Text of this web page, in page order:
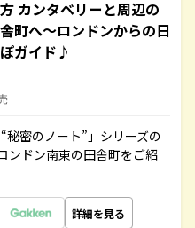
カンタベリーと周辺の
町へ～ロンドンからの日
ガイド♪
密のノート”」シリーズの
ンドン南東の田舎町をご紹
詳細を見る